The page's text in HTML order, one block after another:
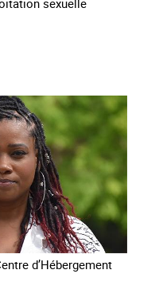
sexuelle
d’Hébergement